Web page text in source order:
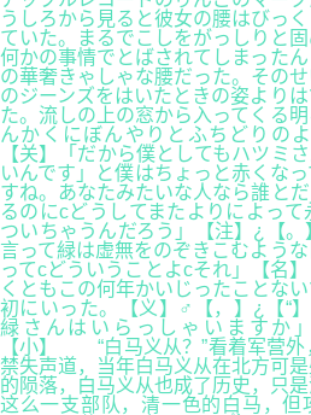
うしろから見ると彼女の腰はびっ
ていた。まるでこしをがっしりと
何かの事情でとばされてしまった
の華奢きゃしゃな腰だった。その
のジーンズをはいたときの姿より
た。流しの上の窓から入ってくる
んかくにぼんやりとふちどりの
【关】「だから僕としてもハツミ
いんです」と僕はちょっと赤くな
すね。あなたみたいな人なら誰と
るのにcどうしてまたよりによっ
ついちゃうんだろう」【注】¿【
言って緑は虚無をのぞきこむよう
ってcどういうことよcそれ」【名
くともこの何年かいじったことな
初にいった。【义】♂【，】¿【“
緑さんはいらっしゃいますか
【小】 “白马义从？”看着军营外
禁失声道，当年白马义从在北方可
的陨落，白马义从也成了历史，只
这么一支部队，清一色的白马，